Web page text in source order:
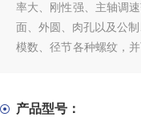
率大、刚性强、主轴调
面、外圆、肉孔以及公制
模数、径节各种螺纹，
有数种，供用户选择。
产品型号：